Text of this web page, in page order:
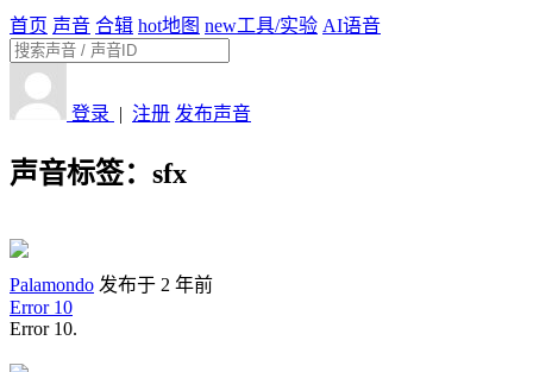
首页 声音 合辑 hot地图 new工具/实验 AI语音
登录 | 注册 发布声音
声音标签： sfx
Palamondo 发布于 2 年前
Error 10
Error 10.